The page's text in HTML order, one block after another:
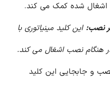
شده کمک می کند.
نصب: این کلید مینیاتوری با
هنگام نصب اشغال می کند.
و جابجایی این کلید